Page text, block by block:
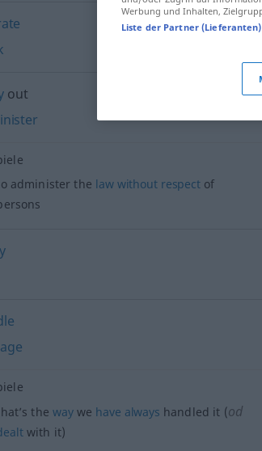
out
administer the law without respectof
the waywe have always handled it (od
with it)
Werbung und Inhalten,
Liste der Partner (Lieferanten)